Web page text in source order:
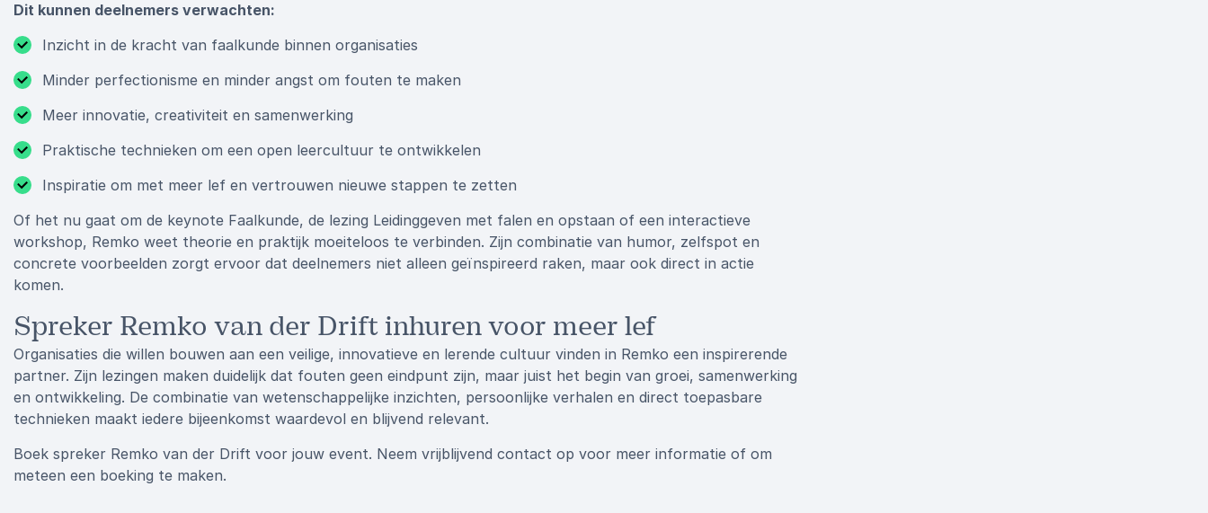
Dit kunnen deelnemers verwachten:
Inzicht in de kracht van faalkunde binnen organisaties
Minder perfectionisme en minder angst om fouten te maken
Meer innovatie, creativiteit en samenwerking
Praktische technieken om een open leercultuur te ontwikkelen
Inspiratie om met meer lef en vertrouwen nieuwe stappen te zetten
Of het nu gaat om de keynote Faalkunde, de lezing Leidinggeven met falen en opstaan of een interactieve
workshop, Remko weet theorie en praktijk moeiteloos te verbinden. Zijn combinatie van humor, zelfspot en
concrete voorbeelden zorgt ervoor dat deelnemers niet alleen geïnspireerd raken, maar ook direct in actie
komen.
Spreker Remko van der Drift inhuren voor meer lef
Organisaties die willen bouwen aan een veilige, innovatieve en lerende cultuur vinden in Remko een inspirerende
partner. Zijn lezingen maken duidelijk dat fouten geen eindpunt zijn, maar juist het begin van groei, samenwerking
en ontwikkeling. De combinatie van wetenschappelijke inzichten, persoonlijke verhalen en direct toepasbare
technieken maakt iedere bijeenkomst waardevol en blijvend relevant.
Boek spreker Remko van der Drift voor jouw event. Neem vrijblijvend contact op voor meer informatie of om
meteen een boeking te maken.